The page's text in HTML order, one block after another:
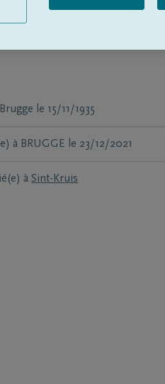
Brugge le 15/11/1935
à BRUGGE le 23/12/2021
à Sint-Kruis